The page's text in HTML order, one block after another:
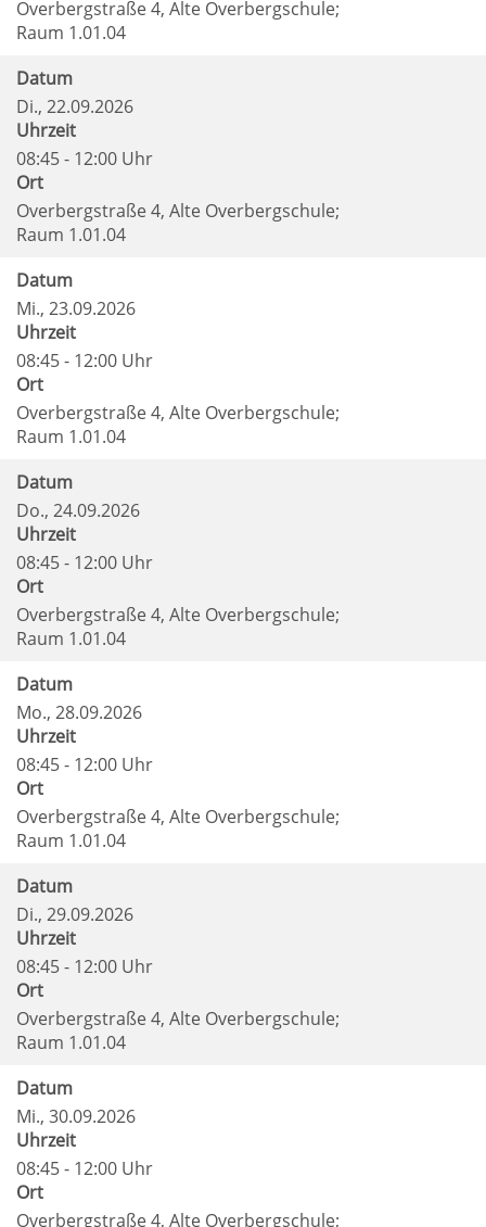
Overbergstraße 4, Alte Overbergschule;
Raum 1.01.04
Datum
Di., 22.09.2026
Uhrzeit
08:45 - 12:00 Uhr
Ort
Overbergstraße 4, Alte Overbergschule;
Raum 1.01.04
Datum
Mi., 23.09.2026
Uhrzeit
08:45 - 12:00 Uhr
Ort
Overbergstraße 4, Alte Overbergschule;
Raum 1.01.04
Datum
Do., 24.09.2026
Uhrzeit
08:45 - 12:00 Uhr
Ort
Overbergstraße 4, Alte Overbergschule;
Raum 1.01.04
Datum
Mo., 28.09.2026
Uhrzeit
08:45 - 12:00 Uhr
Ort
Overbergstraße 4, Alte Overbergschule;
Raum 1.01.04
Datum
Di., 29.09.2026
Uhrzeit
08:45 - 12:00 Uhr
Ort
Overbergstraße 4, Alte Overbergschule;
Raum 1.01.04
Datum
Mi., 30.09.2026
Uhrzeit
08:45 - 12:00 Uhr
Ort
Overbergstraße 4, Alte Overbergschule;